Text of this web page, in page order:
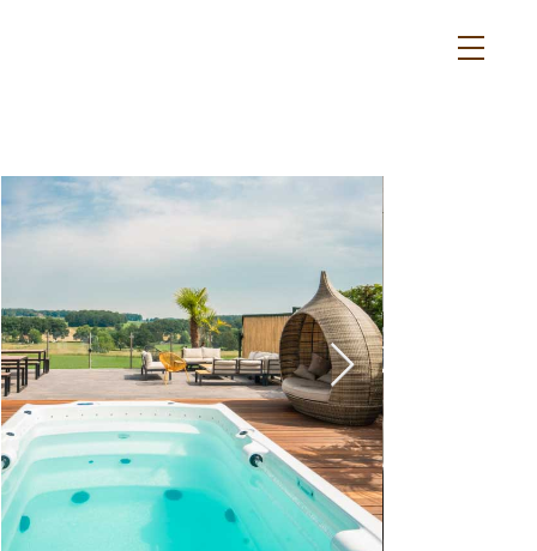
duurzaam en
energieneutraal
overnachten
in eigen land